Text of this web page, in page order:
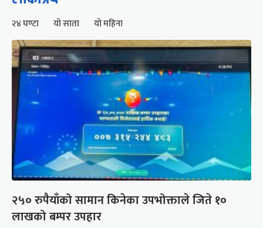
२४ घण्टा यो साता यो महिना
२५० रुपैयाँको सामान किनेका उपभोक्ताले जिते १०
लाखको बम्पर उपहार